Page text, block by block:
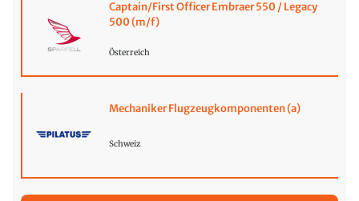
Captain/First Officer Embraer 550 / Legacy
500 (m/f)
Österreich
Mechaniker Flugzeugkomponenten (a)
Schweiz